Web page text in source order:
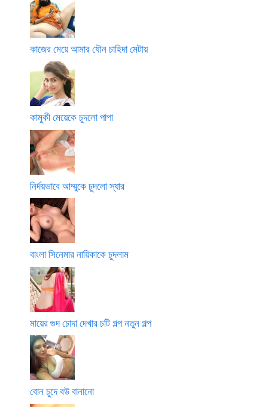
কাজের মেয়ে আমার যৌন চাহিদা মেটায়
কামুকী মেয়েকে চুদলো পাপা
নির্দয়ভাবে আম্মুকে চুদলো স্যার
বাংলা সিনেমার নায়িকাকে চুদলাম
মায়ের গুদ চোদা দেখার চটি গল্প নতুন গল্প
বোন চুদে বউ বানানো